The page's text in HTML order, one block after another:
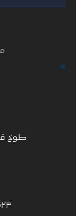
طوخ